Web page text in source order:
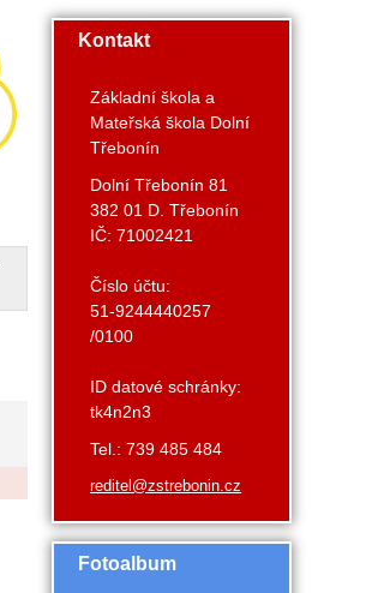
Kontakt
Základní škola a
Mateřská škola Dolní
Třebonín
Dolní Třebonín 81
382 01 D. Třebonín
IČ: 71002421
Číslo účtu:
51-9244440257
/0100
ID datové schránky:
tk4n2n3
Tel.: 739 485 484
reditel@zstrebonin.cz
Fotoalbum